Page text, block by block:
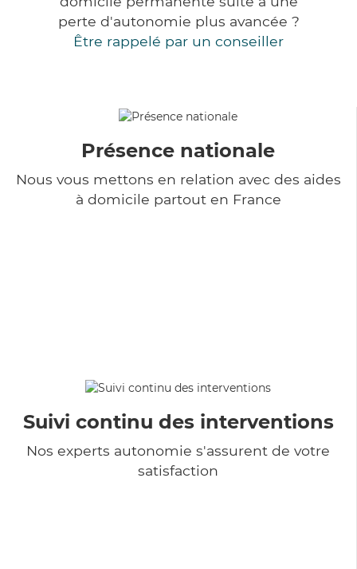
perte d'autonomie plus avancée ?
Être rappelé par un conseiller
Présence nationale
Nous vous mettons en relation avec des aides
à domicile partout en France
Suivi continu des interventions
Nos experts autonomie s'assurent de votre
satisfaction